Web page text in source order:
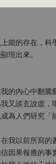
能的存在，
現出來。
的內心中翻
又談玄說虛
人們研究「
我以前所寫
因果報應的